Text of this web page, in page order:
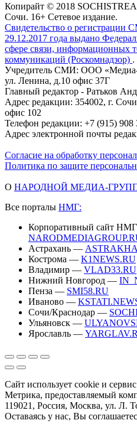
Копирайт © 2018
Сочи. 16+ Сетевое издание.
Свидетельство о
29.12.2017 года выдано
сфере связи, информационных
коммуникаций (Роскомнадзор) .
Учредитель СМИ: ООО «Медиа-
ул. Ленина, д.10 офис 37Г
Главный редактор - Ратьков
Адрес редакции: 354002, г.
офис 102
Телефон редакции: +7 (915) 908
Адрес электронной почты
Согласие на обработку
Политика по защите
О НАРОДНОЙ МЕДИА-
Все порталы НМГ:
Корпоративный сайт
Астрахань —
Кострома — K1NEWS.RU
Владимир — VLAD33.RU
Нижний Новгород —
Пенза — SMI58.RU
Иваново —
Сочи/Краснодар —
Ульяновск —
Ярославль —
Сайт использует cookie и
Метрика, предоставляемый
119021, Россия, Москва, ул. Л.
Оставаясь у нас, Вы